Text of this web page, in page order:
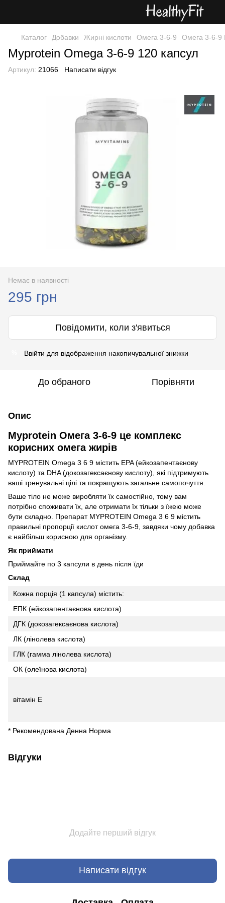
Каталог Добавки Жирні кислоти Омега 3-6-9 Омега 3-6-9
Myprotein Omega 3-6-9 120 капсул
Артикул: 21066 Написати відгук
Немає в наявності
295 грн
Повідомити, коли з'явиться
Ввійти для відображення накопичувальної знижки
До обраного Порівняти
Опис
Myprotein Омега 3-6-9 це комплекс
корисних омега жирів
MYPROTEIN Omega 3 6 9 містить EPA (ейкозапентаєнову
кислоту) та DHA (докозагексаєнову кислоту), які підтримують
ваші тренувальні цілі та покращують загальне самопочуття.
Ваше тіло не може виробляти їх самостійно, тому вам
потрібно споживати їх, але отримати їх тільки з їжею може
бути складно. Препарат MYPROTEIN Omega 3 6 9 містить
правильні пропорції кислот омега 3-6-9, завдяки чому добавка
є найбільш корисною для організму.
Як приймати
Приймайте по 3 капсули в день після їди
Склад
Кожна порція (1 капсула) містить:
ЕПК (ейкозапентаєнова кислота)
ДГК (докозагексаєнова кислота)
ЛК (лінолева кислота)
ГЛК (гамма лінолева кислота)
ОК (олеїнова кислота)
вітамін E
* Рекомендована Денна Норма
Відгуки
Додайте перший відгук
Написати відгук